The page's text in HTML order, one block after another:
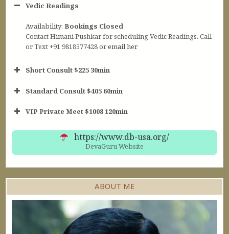
Vedic Readings
Availability:Bookings Closed
Contact Himani Pushkar for scheduling Vedic Readings. Call
or Text +91 9818577428 oremail her
Short Consult $225 30min
30min $252
Standard Consult $405 60min
60min $405
VIP Private Meet $1008 120min
https://www.db-usa.org/
DevaGuru Website
ABOUT ME